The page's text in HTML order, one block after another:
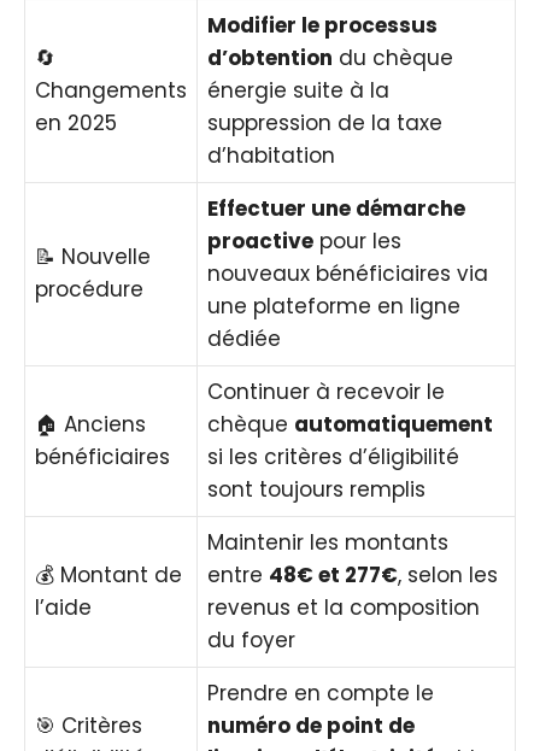
🔄
Changements
en 2025
Modifier le processus
d’obtention du chèque
énergie suite à la
suppression de la taxe
d’habitation
📝 Nouvelle
procédure
Effectuer une démarche
proactive pour les
nouveaux bénéficiaires via
une plateforme en ligne
dédiée
🏠 Anciens
bénéficiaires
Continuer à recevoir le
chèque automatiquement
si les critères d’éligibilité
sont toujours remplis
💰 Montant de
l’aide
Maintenir les montants
entre 48€ et 277€, selon les
revenus et la composition
du foyer
🎯 Critères
Prendre en compte le
numéro de point de